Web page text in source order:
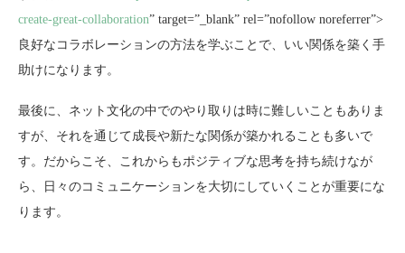
create-great-collaboration” target=”_blank” rel=”nofollow noreferrer”>
良好なコラボレーションの方法を学ぶことで、いい関係を築く手
助けになります。
最後に、ネット文化の中でのやり取りは時に難しいこともありま
すが、それを通じて成長や新たな関係が築かれることも多いで
す。だからこそ、これからもポジティブな思考を持ち続けなが
ら、日々のコミュニケーションを大切にしていくことが重要にな
ります。